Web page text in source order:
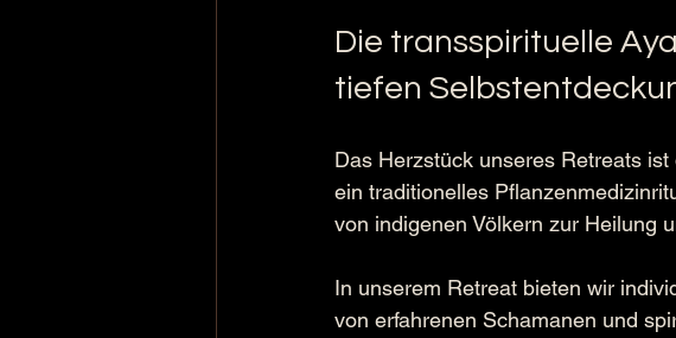
Die transspirituelle
tiefen
Das Herzstück unseres Retreats
ein traditionelles
von indigenen Völkern zur Heilung
In unserem Retreat bieten wir
von erfahrenen Schamanen und